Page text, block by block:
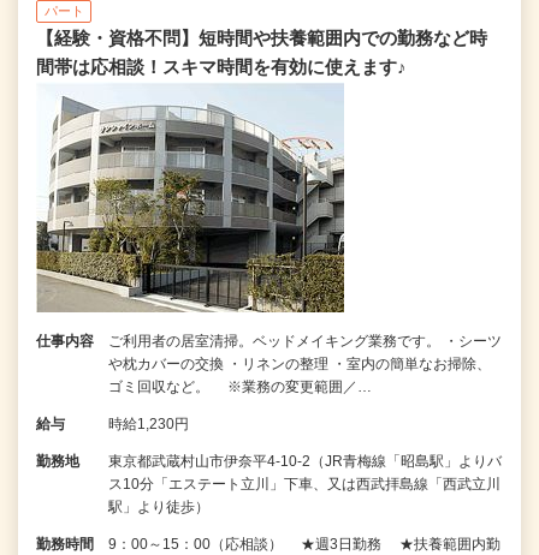
パート
【経験・資格不問】短時間や扶養範囲内での勤務など時
間帯は応相談！スキマ時間を有効に使えます♪
仕事内容
ご利用者の居室清掃。ベッドメイキング業務です。 ・シーツ
や枕カバーの交換 ・リネンの整理 ・室内の簡単なお掃除、
ゴミ回収など。 ※業務の変更範囲／…
給与 時給1,230円
勤務地
東京都武蔵村山市伊奈平4-10-2（JR青梅線「昭島駅」よりバ
ス10分「エステート立川」下車、又は西武拝島線「西武立川
駅」より徒歩）
勤務時間
9：00～15：00（応相談） ★週3日勤務 ★扶養範囲内勤